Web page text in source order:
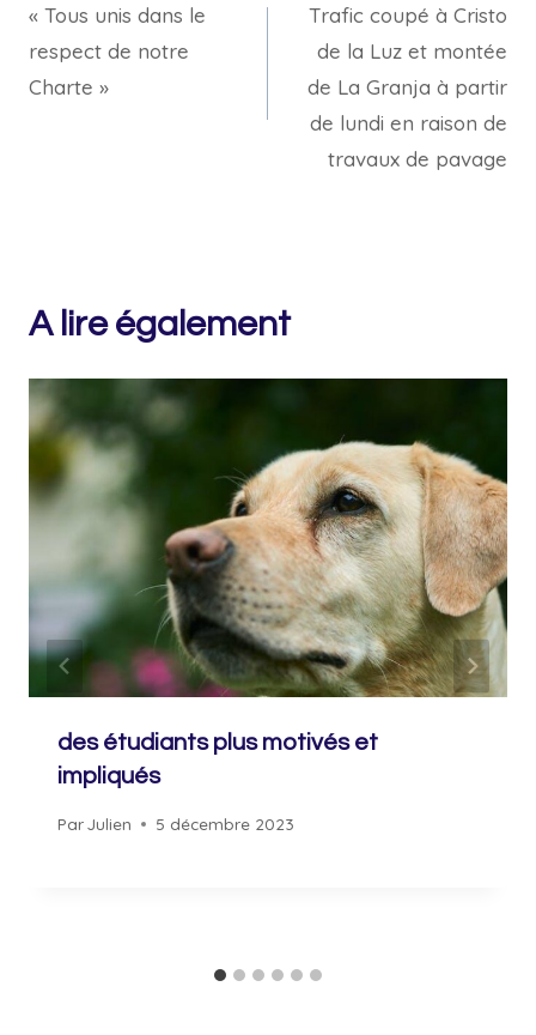
de
l’article
« Tous unis dans le
respect de notre
Charte »
Trafic coupé à Cristo
de la Luz et montée
de La Granja à partir
de lundi en raison de
travaux de pavage
A lire également
des étudiants plus motivés et
impliqués
ParJulien 5 décembre 2023